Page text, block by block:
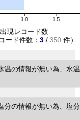
1.0 1.5
出現レコード数
ード件数： 3 / 350 件）
温の情報が無い為、水
分の情報が無い為、塩